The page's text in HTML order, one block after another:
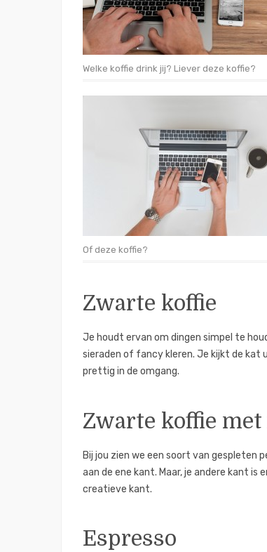
Welke koffie drink jij? Liever deze koffie?
Of deze koffie?
Zwarte koffie
Je houdt ervan om dingen simpel te
sieraden of fancy kleren. Je kijkt de
prettig in de omgang.
Zwarte koffie
Bij jou zien we een soort van gespleten
aan de ene kant. Maar, je andere kant is
creatieve kant.
Espresso